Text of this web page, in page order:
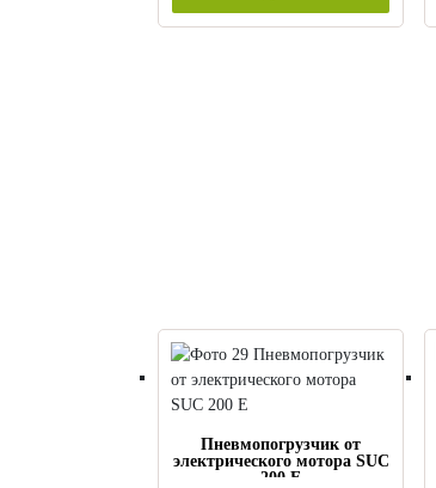
Пневмопогрузчик от
электрического мотора SUC
200 E